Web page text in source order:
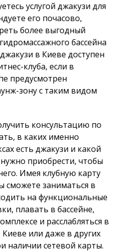
услугой джакузи для
его почасово,
более выгодный
бассейна
в Киеве доступен
клуба, если в
предусмотрен
зону с таким видом
консультацию по
в каких именно
есть джакузи и какой
приобрести, чтобы
Имея клубную карту
сможете заниматься в
на функциональные
плавать в бассейне,
и расслабляться в
Киеве или даже в других
наличии сетевой карты.